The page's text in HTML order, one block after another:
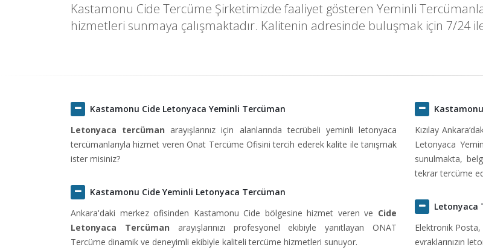
Kastamonu Cide Tercüme Şirketimizde faaliyet gösteren Yeminli
hizmetleri sunmaya çalışmaktadır. Kalitenin adresinde buluşmak için 7/24
Kastamonu Cide Letonyaca Yeminli Tercüman
Letonyaca tercüman arayışlarınız için alanlarında tecrübeli yeminli letonyaca
tercümanlarıyla hizmet veren Onat Tercüme Ofisini tercih ederek kalite ile tanışmak
ister misiniz?
Kastamonu Cide Yeminli Letonyaca Tercüman
Ankara'daki merkez ofisinden Kastamonu Cide bölgesine hizmet veren ve Cide
Letonyaca Tercüman arayışlarınızı profesyonel ekibiyle yanıtlayan ONAT
Tercüme dinamik ve deneyimli ekibiyle kaliteli tercüme hizmetleri sunuyor.
Kızılay
Letonyaca
sunulmakta,
tekrar tercüme
Letonyaca
Elektronik Posta,
evraklarınızın